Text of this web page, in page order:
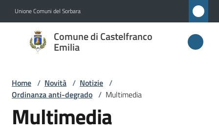
Unione Comuni del Sorbara
Comune di Castelfranco
Emilia
Comune di
Castelfranco
Home / Novità / Notizie /
Ordinanza anti-degrado / Multimedia
Multimedia